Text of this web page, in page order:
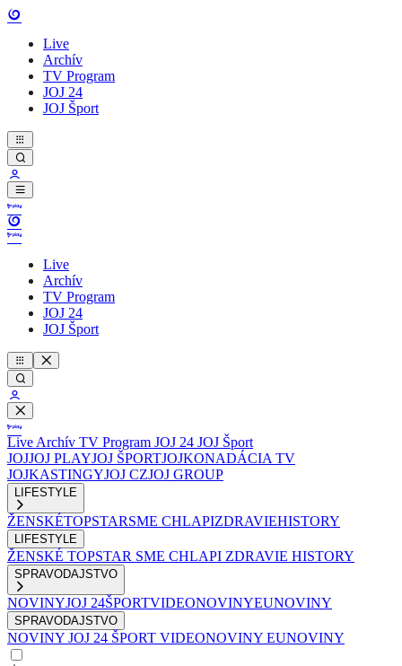
Live
Archív
TV Program
JOJ 24
JOJ Šport
Live
Archív
TV Program
JOJ 24
JOJ Šport
Live Archív TV Program JOJ 24 JOJ Šport
JOJJOJ PLAYJOJ ŠPORTJOJKONADÁCIA TV
JOJKASTINGYJOJ CZJOJ GROUP
LIFESTYLE
ŽENSKÉTOPSTARSME CHLAPIZDRAVIEHISTORY
LIFESTYLE
ŽENSKÉ TOPSTAR SME CHLAPI ZDRAVIE HISTORY
SPRAVODAJSTVO
NOVINYJOJ 24ŠPORTVIDEONOVINYEUNOVINY
SPRAVODAJSTVO
NOVINY JOJ 24 ŠPORT VIDEONOVINY EUNOVINY